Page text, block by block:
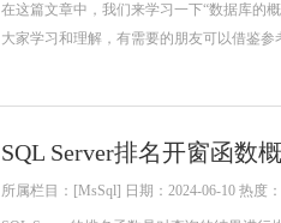
在这篇文章中，我们来学习一下“数据库的
大家学习和理解，有需要的朋友可以借鉴参
SQL Server排名开窗函数
所属栏目：[MsSql] 日期：2024-06-10 热度